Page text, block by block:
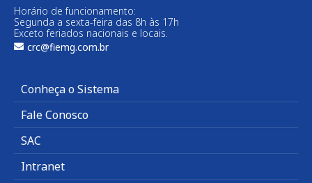
Horário de funcionamento:
Segunda a sexta-feira das 8h às 17h
Exceto feriados nacionais e locais.
crc@fiemg.com.br
Conheça o Sistema
Fale Conosco
SAC
Intranet